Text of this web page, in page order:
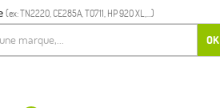
(ex: TN2220, CE285A, T0711, HP 920 XL,...)
OK